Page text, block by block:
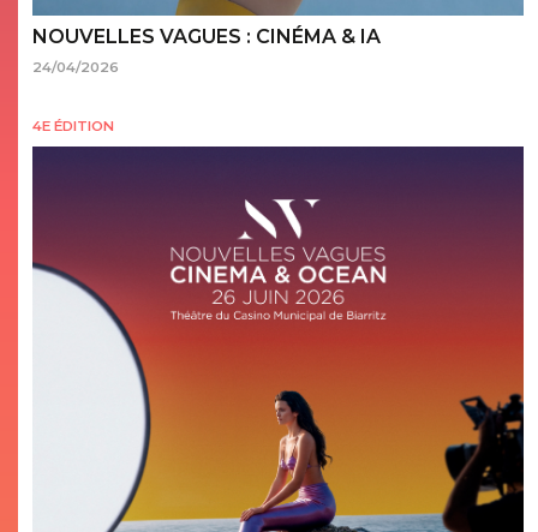
NOUVELLES VAGUES : CINÉMA & IA
24/04/2026
4E ÉDITION